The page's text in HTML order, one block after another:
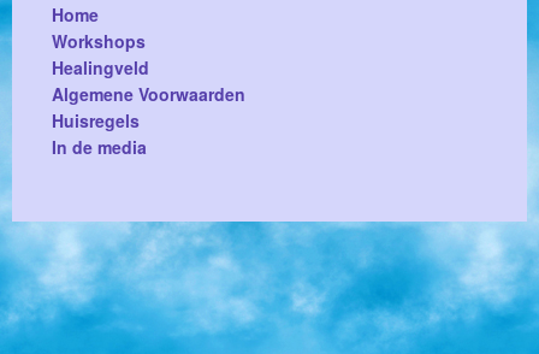
Home
Workshops
Healingveld
Algemene Voorwaarden
Huisregels
In de media